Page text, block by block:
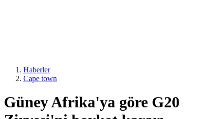
Haberler
Cape town
Güney Afrika'ya göre G20